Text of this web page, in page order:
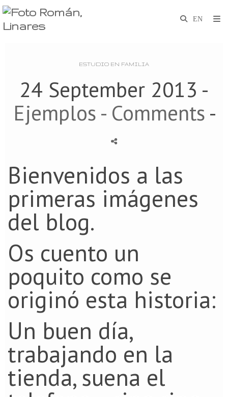
ESTUDIO EN FAMILIA
24 September 2013 -
Ejemplos - Comments -
Bienvenidos a las
primeras imágenes
del blog.
Os cuento un
poquito como se
originó esta historia:
Un buen día,
trabajando en la
tienda, suena el